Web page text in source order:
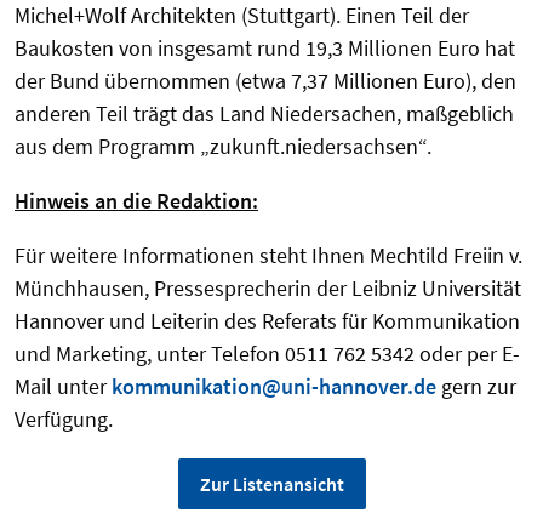
Michel+Wolf Architekten (Stuttgart). Einen Teil der
Baukosten von insgesamt rund 19,3 Millionen Euro hat
der Bund übernommen (etwa 7,37 Millionen Euro), den
anderen Teil trägt das Land Niedersachen, maßgeblich
aus dem Programm „zukunft.niedersachsen“.
Hinweis an die Redaktion:
Für weitere Informationen steht Ihnen Mechtild Freiin v.
Münchhausen, Pressesprecherin der Leibniz Universität
Hannover und Leiterin des Referats für Kommunikation
und Marketing, unter Telefon 0511 762 5342 oder per E-
Mail unterkommunikation@uni-hannover.de gern zur
Verfügung.
Zur Listenansicht